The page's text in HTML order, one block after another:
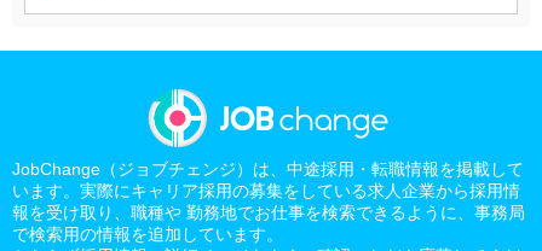
JobChange（ジョブチェンジ）は、中途採用・転職情報を掲載して
います。実際にキャリア採用の募集をしている求人企業から採用情
報を受け取り、職種や 勤務地でお仕事を検索できるように、事務局
で検索用の情報を追加しています。